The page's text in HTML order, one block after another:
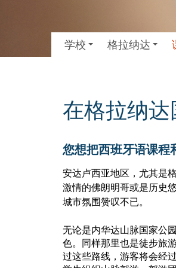
学校 格拉纳达
在格拉纳
您想把西班牙语课程
安达卢西亚地区，尤其是
激情的佛朗明哥或是历史
城市氛围赞叹不已。
无论是内华达山脉国家公
色。同样那里也是徒步旅
过这些路线，游客将会经